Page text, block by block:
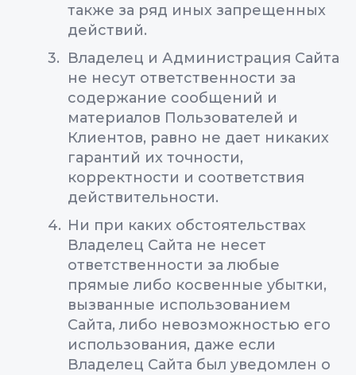
также за ряд иных запрещенных
действий.
Владелец и Администрация Сайта
не несут ответственности за
содержание сообщений и
материалов Пользователей и
Клиентов, равно не дает никаких
гарантий их точности,
корректности и соответствия
действительности.
Ни при каких обстоятельствах
Владелец Сайта не несет
ответственности за любые
прямые либо косвенные убытки,
вызванные использованием
Сайта, либо невозможностью его
использования, даже если
Владелец Сайта был уведомлен о